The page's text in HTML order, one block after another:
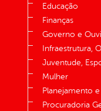
Educação
Finanças
Governo e
Infraestrutura,
Juventude,
Mulher
Planejamento
Procuradoria